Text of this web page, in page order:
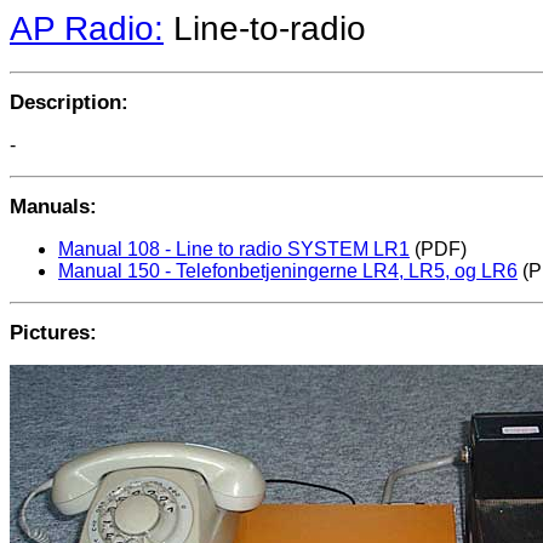
AP Radio: Line-to-radio
Description:
-
Manuals:
Manual 108 - Line to radio SYSTEM LR1 (PDF)
Manual 150 - Telefonbetjeningerne LR4, LR5, og LR6
Pictures: